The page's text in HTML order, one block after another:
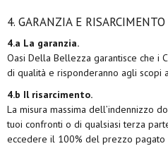
4. GARANZIA E
4.a La garanzia.
Oasi Della Bellezza garantisce che i
di qualità e risponderanno agli scopi
4.b Il risarcimento.
La misura massima dell’indennizzo
tuoi confronti o di qualsiasi terza
eccedere il 100% del prezzo pagato